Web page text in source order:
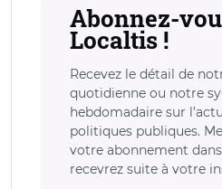
Abonnez-
Localtis !
Recevez le détail de
quotidienne ou notre
hebdomadaire sur
politiques publiques.
votre abonnement
recevrez suite à votre